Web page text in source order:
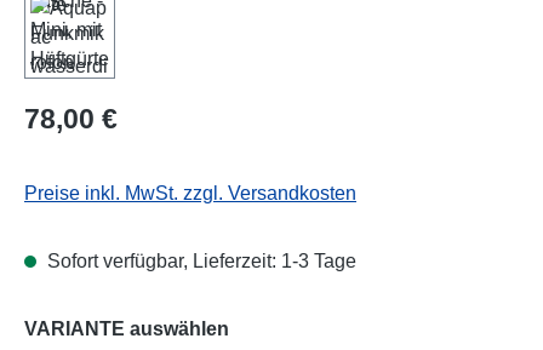
Regulärer Preis:
78,00 €
Preise inkl. MwSt. zzgl. Versandkosten
Sofort verfügbar, Lieferzeit: 1-3 Tage
VARIANTE auswählen